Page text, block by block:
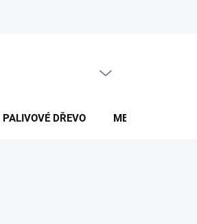
PALIVOVÉ DŘEVO MERCH DŘEVO